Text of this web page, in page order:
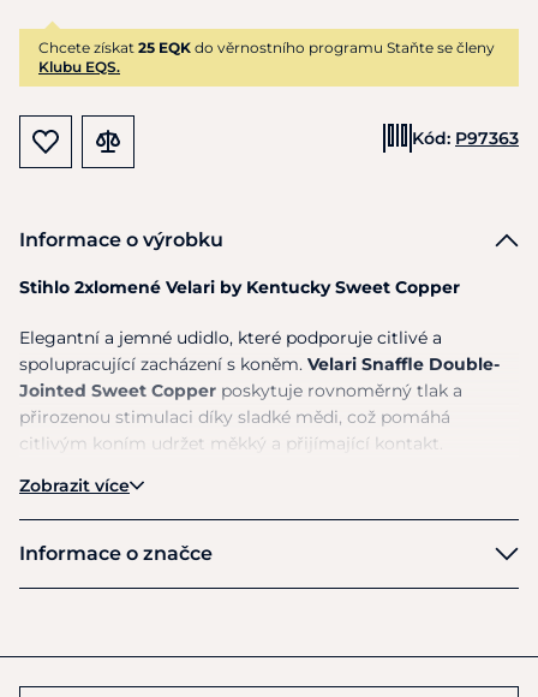
Chcete získat 25 EQK do věrnostního programu Staňte se členy
Klubu EQS.
Kód: P97363
Informace o výrobku
Stihlo 2xlomené Velari by Kentucky Sweet Copper
Elegantní a jemné udidlo, které podporuje citlivé a
spolupracující zacházení s koněm. Velari Snaffle Double-
Jointed Sweet Copper poskytuje rovnoměrný tlak a
přirozenou stimulaci díky sladké mědi, což pomáhá
citlivým koním udržet měkký a přijímající kontakt.
Hlavní vlastnosti
Dvojité lomění – rovnoměrně rozkládá tlak na jazyk
Zobrazit více
Informace o značce